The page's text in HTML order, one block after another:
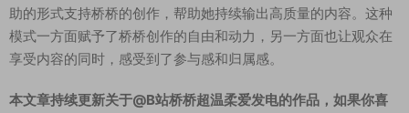
助的形式支持桥桥的创作，帮助她持续输出高质量的内容。这种
模式一方面赋予了桥桥创作的自由和动力，另一方面也让观众在
享受内容的同时，感受到了参与感和归属感。
本文章持续更新关于@B站桥桥超温柔爱发电的作品，如果你喜